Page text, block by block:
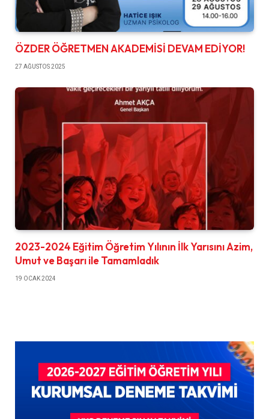
ÖZDER ÖĞRETMEN AKADEMİSİ DEVAM EDİYOR!
27 AĞUSTOS 2025
2023-2024 Eğitim Öğretim Yılının İlk Yarısını Azim,
Umut ve Başarı ile Tamamladık
19 OCAK 2024